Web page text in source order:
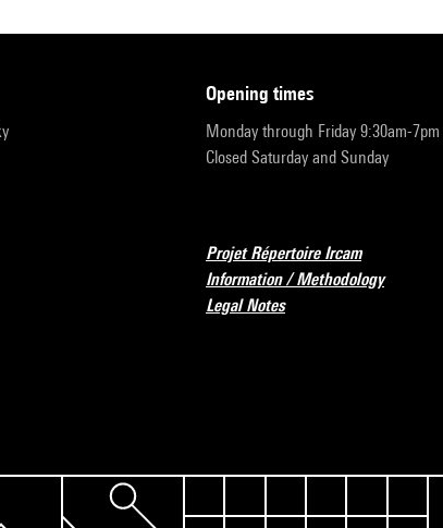
opening times
Monday through Friday 9:30am-7pm
Closed Saturday and Sunday
Projet Répertoire Ircam
Information / Methodology
Legal Notes